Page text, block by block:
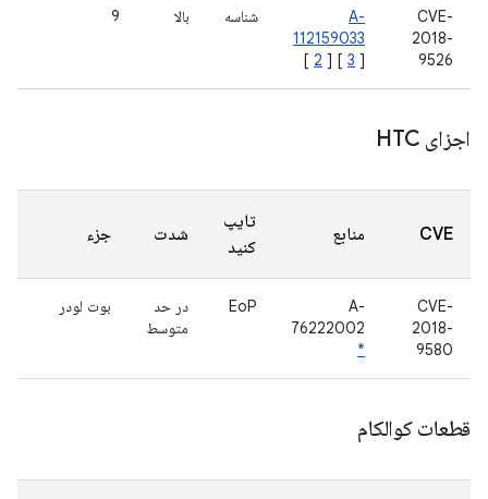
CVE-
2018-
9526
A-
112159033
[ 2 ] [ 3 ]
شناسه بالا 9
اجزای HTC
CVE منابع
تایپ
کنید
شدت جزء
CVE-
2018-
9580
A-
76222002
*
EoP
در حد
متوسط
بوت لودر
قطعات کوالکام